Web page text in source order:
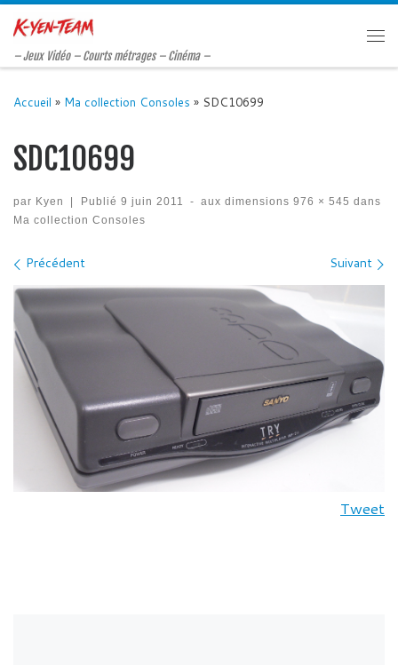
Passer au contenu
– Jeux Vidéo – Courts métrages – Cinéma –
Accueil » Ma collection Consoles » SDC10699
SDC10699
par Kyen | Publié 9 juin 2011 - aux dimensions 976 × 545 dans
Ma collection Consoles
Navigation des images
Précédent Suivant
Tweet